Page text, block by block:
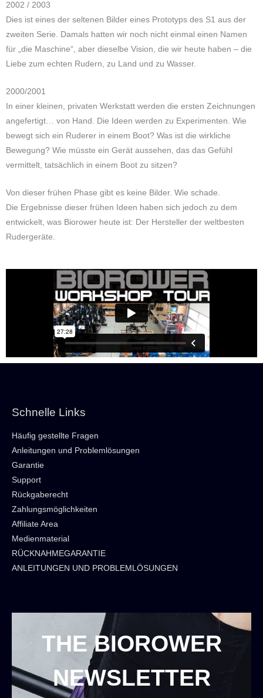
2002 / 2003
Dies ist eines der seltenen Bilder eines Prototyps des S1 aus der
zweiten Serie. Damals hatten wir noch nicht einmal einen Namen
für „die Maschine“, aber dieselbe Vision, die wir heute haben – die
Liebe zum echten Rudern, zu Land und zu Wasser.
2000/2001
In einer kleinen, privaten Werkstatt werden die ersten Zeichnungen
angefertigt… von Hand. Die Ideen werden zu Experimenten. Wie
bewegt sich ein Ruderer in einem Boot? Was ist die wirkliche
Bewegung? Wie müsste ein Gerät aussehen, das das Gefühl
vermittelt, tatsächlich in einem Boot zu sitzen?
Von dieser frühen Phase gibt es keine Bilder. Wie schade.
Die Ergebnisse dieser frühen Ideen haben sich jedoch zu dem
entwickelt, was Biorower heute ist: Der Hersteller der weltbesten
Rudergeräte.
Schnelle Links
Häufig gestellte Fragen
Anleitungen und Problemlösungen
Garantie
Support
Rückgaberecht
Zahlungsmöglichkeiten
Affiliate Area
Medienmaterial
RÜCKNAHMEGARANTIE
ANLEITUNGEN UND PROBLEMLÖSUNGEN
THE BIOROWER
NEWSLETTER